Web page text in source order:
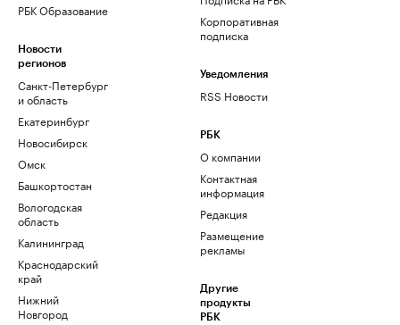
РБК Образование
Новости
регионов
Санкт-Петербург
и область
Екатеринбург
Новосибирск
Омск
Башкортостан
Вологодская
область
Калининград
Краснодарский
край
Нижний
Новгород
Корпоративная
подписка
Уведомления
RSS Новости
РБК
О компании
Контактная
информация
Редакция
Размещение
рекламы
Другие
продукты
РБК